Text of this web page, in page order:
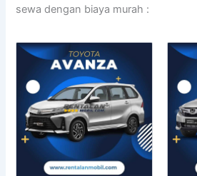
sewa dengan biaya murah :